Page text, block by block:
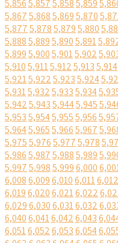
5,8565,8575,8585,859
5,8675,8685,8695,870
5,8775,8785,8795,880
5,8885,8895,8905,891
5,8995,9005,9015,902
5,9105,9115,9125,9135,914
5,9215,9225,9235,924
5,9315,9325,9335,934
5,9425,9435,9445,945
5,9535,9545,9555,956
5,9645,9655,9665,967
5,9755,9765,9775,978
5,9865,9875,9885,989
5,9975,9985,9996,000
6,0086,0096,0106,0116,012
6,0196,0206,0216,022
6,0296,0306,0316,032
6,0406,0416,0426,043
6,0516,0526,0536,054